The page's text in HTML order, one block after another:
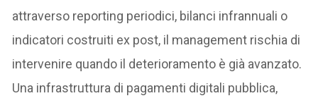
attraverso reporting periodici, bilanci infrannuali o
indicatori costruiti ex post, il management rischia di
intervenire quando il deterioramento è già avanzato.
Una infrastruttura di pagamenti digitali pubblica,